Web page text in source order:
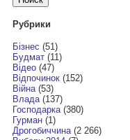
Рубрики
Бізнес (51)
Будмат(11)
Відео(47)
Відпочинок(152)
Війна(53)
Влада(137)
Господарка(380)
Гурман(1)
Дрогобиччина(2 266)